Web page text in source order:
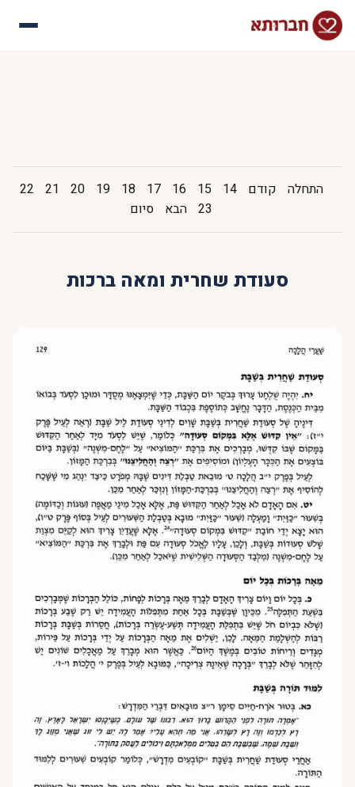
התחלה קודם 14
15
16
17
18
19
20
21
22
23 הבא סיום
סעודת שחרית ומאה ברכות